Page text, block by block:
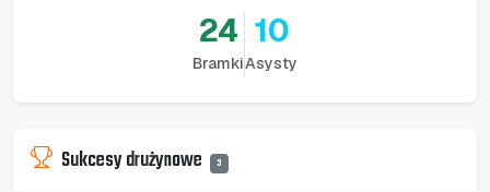
24
Bramki
10
Asysty
Sukcesy drużynowe 3